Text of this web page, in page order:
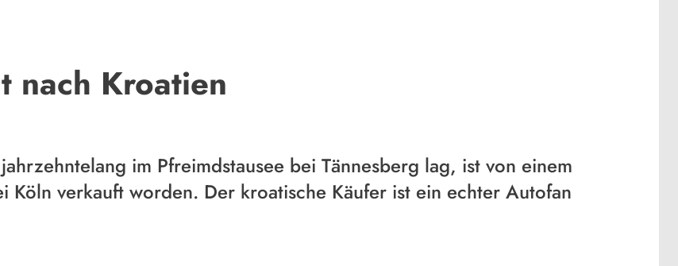
nach Kroatien
im Pfreimdstausee bei Tännesberg lag, ist von einem
Köln verkauft worden. Der kroatische Käufer ist ein echter Autofan